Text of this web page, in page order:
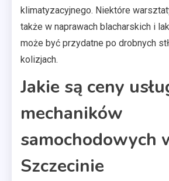
klimatyzacyjnego. Niektóre
także w naprawach blacharskich i
może być przydatne po drobnych
kolizjach.
Jakie są ceny
mechaników
samochodowych
Szczecinie